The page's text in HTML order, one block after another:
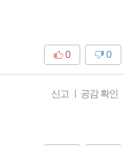
0
0
신고 | 공감 확인